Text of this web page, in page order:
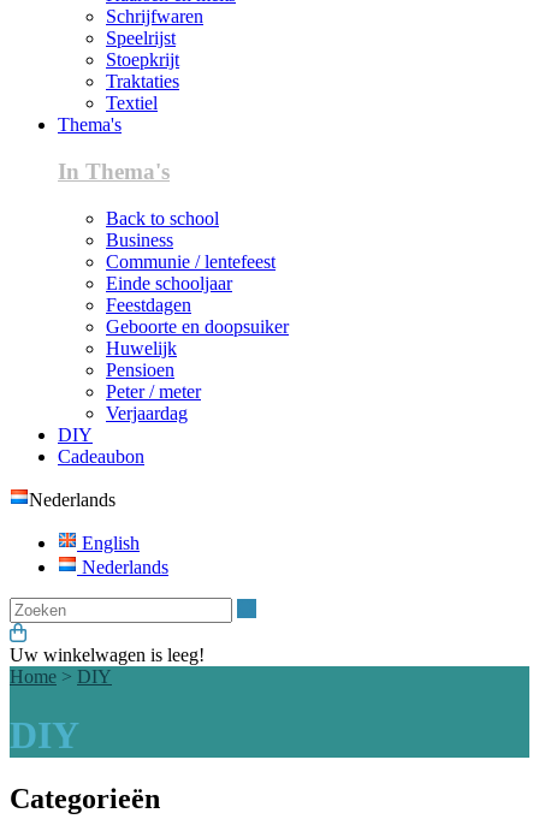
Schrijfwaren
Speelrijst
Stoepkrijt
Traktaties
Textiel
Thema's
In Thema's
Back to school
Business
Communie / lentefeest
Einde schooljaar
Feestdagen
Geboorte en doopsuiker
Huwelijk
Pensioen
Peter / meter
Verjaardag
DIY
Cadeaubon
Nederlands
English
Nederlands
Uw winkelwagen is leeg!
Home > DIY
DIY
Categorieën